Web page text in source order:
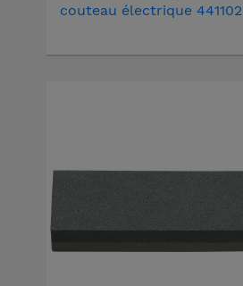
couteau électrique 441102